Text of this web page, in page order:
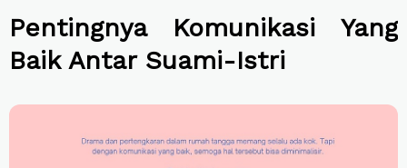
Pentingnya Komunikasi Yang
Baik Antar Suami-Istri